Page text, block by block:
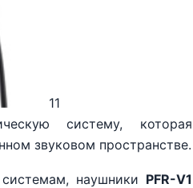
11
систему, которая
звуковом пространстве.
наушники PFR-V1